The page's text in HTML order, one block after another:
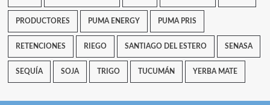
PRODUCTORES PUMA ENERGY PUMA PRIS
RETENCIONES RIEGO SANTIAGO DEL ESTERO SENASA
SEQUÍA SOJA TRIGO TUCUMÁN YERBA MATE